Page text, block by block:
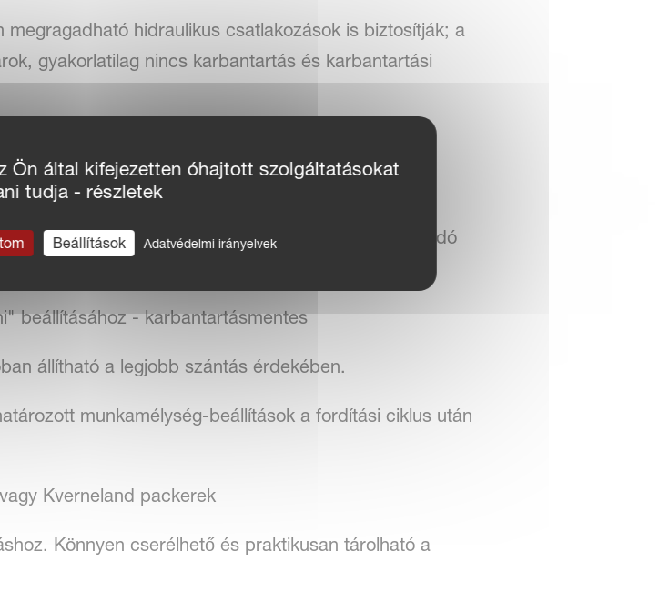
hidraulikus csatlakozások is biztosítják; a
gyakorlatilag nincs karbantartás és karbantartási
a nyugalomért
az alkatrészek kisebb elhasználódása, állandó
beállításához - karbantartásmentes
állítható a legjobb szántás érdekében.
munkamélység-beállítások a fordítási ciklus után
Kverneland packerek
Könnyen cserélhető és praktikusan tárolható a
Ön által kifejezetten óhajtott szolgáltatásokat
tudja - részletek
Beállítások Adatvédelmi irányelvek